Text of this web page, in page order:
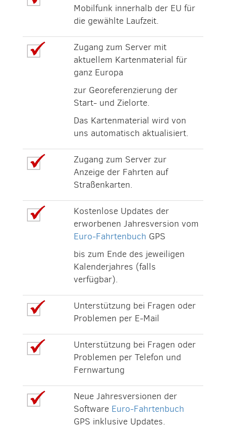
Mobilfunk innerhalb der EU für
die gewählte Laufzeit.
Zugang zum Server mit
aktuellem Kartenmaterial für
ganz Europa
zur Georeferenzierung der
Start- und Zielorte.
Das Kartenmaterial wird von
uns automatisch aktualisiert.
Zugang zum Server zur
Anzeige der Fahrten auf
Straßenkarten.
Kostenlose Updates der
erworbenen Jahresversion vom
Euro-Fahrtenbuch GPS
bis zum Ende des jeweiligen
Kalenderjahres (falls
verfügbar).
Unterstützung bei Fragen oder
Problemen per E-Mail
Unterstützung bei Fragen oder
Problemen per Telefon und
Fernwartung
Neue Jahresversionen der
Software Euro-Fahrtenbuch
GPS inklusive Updates.